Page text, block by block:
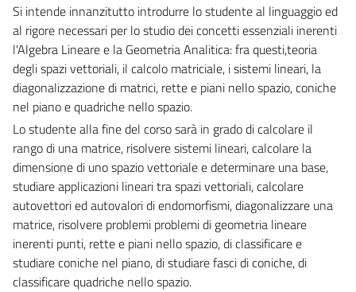
Si intende innanzitutto introdurre lo studente al linguaggio ed
al rigore necessari per lo studio dei concetti essenziali inerenti
l'Algebra Lineare e la Geometria Analitica: fra questi,teoria
degli spazi vettoriali, il calcolo matriciale, i sistemi lineari, la
diagonalizzazione di matrici, rette e piani nello spazio, coniche
nel piano e quadriche nello spazio.
Lo studente alla fine del corso sarà in grado di calcolare il
rango di una matrice, risolvere sistemi lineari, calcolare la
dimensione di uno spazio vettoriale e determinare una base,
studiare applicazioni lineari tra spazi vettoriali, calcolare
autovettori ed autovalori di endomorfismi, diagonalizzare una
matrice, risolvere problemi problemi di geometria lineare
inerenti punti, rette e piani nello spazio, di classificare e
studiare coniche nel piano, di studiare fasci di coniche, di
classificare quadriche nello spazio.